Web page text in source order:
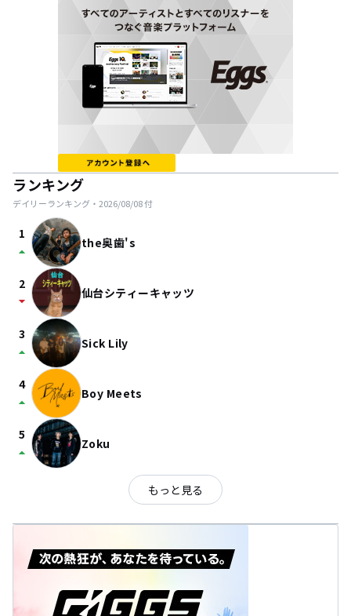
ランキング
デイリーランキング・ 2026/08/08付
1
arrow_drop_up the奥歯's
2
arrow_drop_down 仙台シティーキャッツ
3
arrow_drop_up Sick Lily
4
arrow_drop_up Boy Meets
5
arrow_drop_up Zoku
もっと見る